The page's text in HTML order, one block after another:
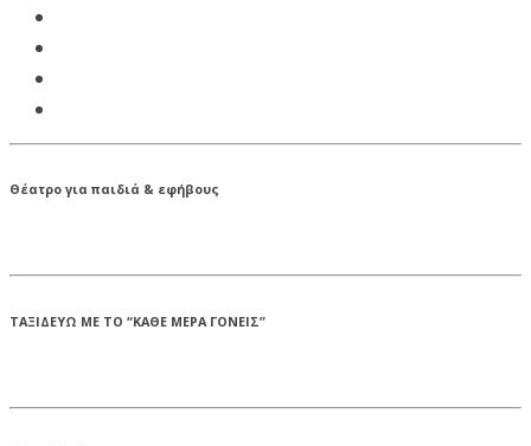
Θέατρο για παιδιά & εφήβους
ΤΑΞΙΔΕΥΩ ΜΕ ΤΟ “ΚΑΘΕ ΜΕΡΑ ΓΟΝΕΙΣ”